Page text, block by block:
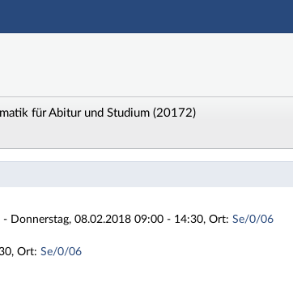
Hauptnavigation
Fußzeile
für Abitur und Studium (20172)
MatheAbi Vorbereitungskurs
- Donnerstag, 08.02.2018 09:00 - 14:30, Ort: Se/0/06
Ort: Se/0/06